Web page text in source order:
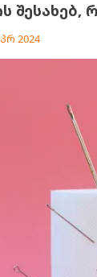
შესახებ,
2024